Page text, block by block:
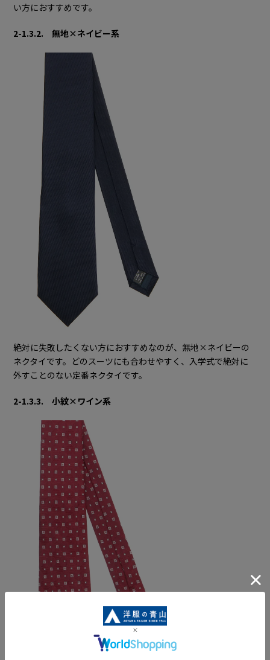
い方におすすめです。
2-1.3.2. 無地×ネイビー系
絶対に失敗したくない方におすすめなのが、無地×ネイビーの
ネクタイです。どのスーツにも合わせやすく、入学式で絶対に
外すことのない定番ネクタイです。
2-1.3.3. 小紋×ワイン系